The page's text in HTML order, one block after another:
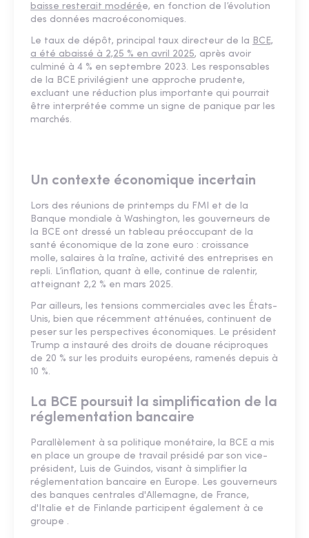
baisse resterait modérée, en fonction de l’évolution
des données macroéconomiques.
Le taux de dépôt, principal taux directeur de la BCE,
a été abaissé à 2,25 % en avril 2025, après avoir
culminé à 4 % en septembre 2023. Les responsables
de la BCE privilégient une approche prudente,
excluant une réduction plus importante qui pourrait
être interprétée comme un signe de panique par les
marchés.​
Un contexte économique incertain
Lors des réunions de printemps du FMI et de la
Banque mondiale à Washington, les gouverneurs de
la BCE ont dressé un tableau préoccupant de la
santé économique de la zone euro : croissance
molle, salaires à la traîne, activité des entreprises en
repli. L’inflation, quant à elle, continue de ralentir,
atteignant 2,2 % en mars 2025.
Par ailleurs, les tensions commerciales avec les États-
Unis, bien que récemment atténuées, continuent de
peser sur les perspectives économiques. Le président
Trump a instauré des droits de douane réciproques
de 20 % sur les produits européens, ramenés depuis à
10 %.
La BCE poursuit la simplification de la
réglementation bancaire
Parallèlement à sa politique monétaire, la BCE a mis
en place un groupe de travail présidé par son vice-
président, Luis de Guindos, visant à simplifier la
réglementation bancaire en Europe. Les gouverneurs
des banques centrales d'Allemagne, de France,
d'Italie et de Finlande participent également à ce
groupe .​